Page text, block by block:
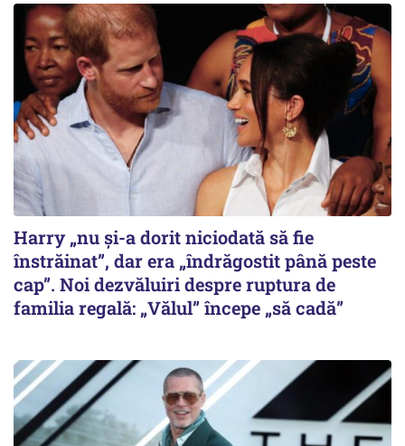
Harry „nu și-a dorit niciodată să fie
înstrăinat”, dar era „îndrăgostit până peste
cap”. Noi dezvăluiri despre ruptura de
familia regală: „Vălul” începe „să cadă”